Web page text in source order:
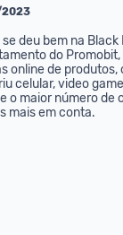
se deu bem na
do
online de produtos,
celular, video
o maior número de
mais em conta.